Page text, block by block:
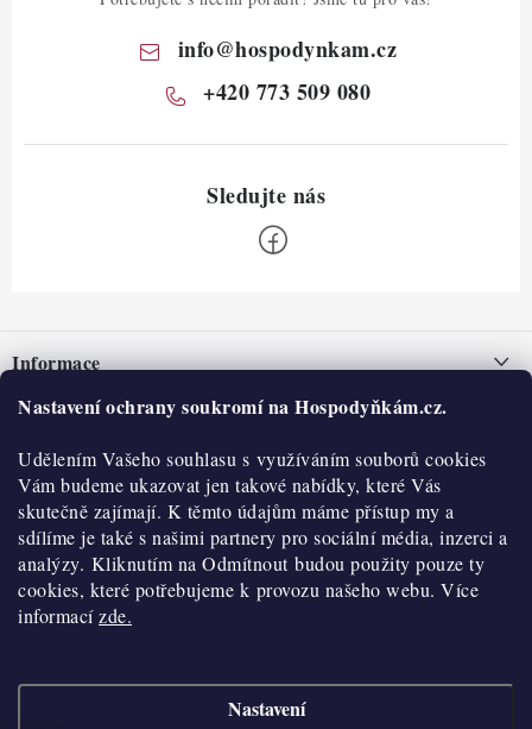
Nastavení ochrany soukromí na Hospodyňkám.cz.
Udělením Vašeho souhlasu s využíváním souborů cookies
Vám budeme ukazovat jen takové nabídky, které Vás
skutečně zajímají. K těmto údajům máme přístup my a
sdílíme je také s našimi partnery pro sociální média, inzerci a
analýzy. Kliknutím na Odmítnout budou použity pouze ty
cookies, které potřebujeme k provozu našeho webu. Více
informacízde.
Nastavení
info@hospodynkam.cz
+420 773 509 080
pInformace
Nepřevzetí zásilky na dobírku
Obchodní podmínky
Hodnocení obchodu
Blog
Moje objednávka
O nás
Historie
Kontakty
O nákupu
Reklamace a vratky
Výdejní místa